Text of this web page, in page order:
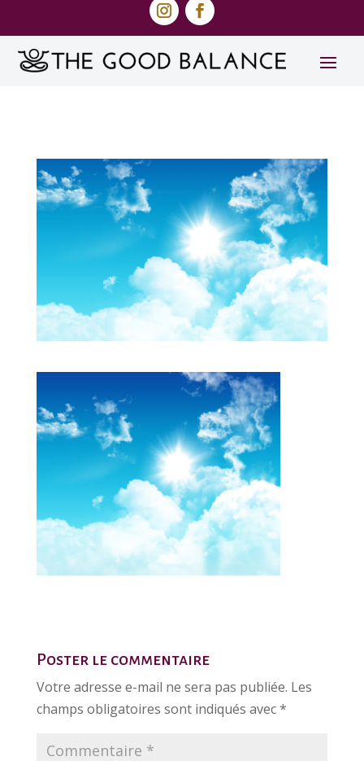
Poster le commentaire
Votre adresse e-mail ne sera pas publiée. Les
champs obligatoires sont indiqués avec*